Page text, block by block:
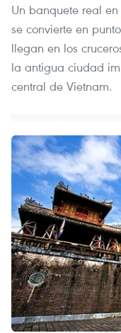
Un banquete real
se convierte en
llegan en los
la antigua ciudad
central de Vietnam.